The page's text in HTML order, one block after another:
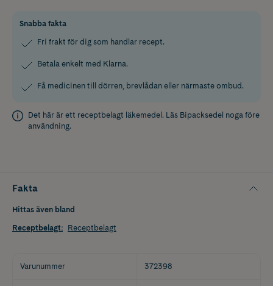
Snabba fakta
Fri frakt för dig som handlar recept.
Betala enkelt med Klarna.
Få medicinen till dörren, brevlådan eller närmaste ombud.
Det här är ett receptbelagt läkemedel. Läs Bipacksedel noga före
användning.
Fakta
Hittas även bland
Receptbelagt: Receptbelagt
Varunummer 372398